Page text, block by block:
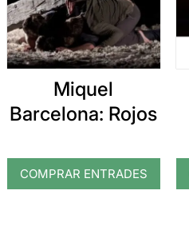
Miquel
Barcelona: Rojos
COMPRAR ENTRADES